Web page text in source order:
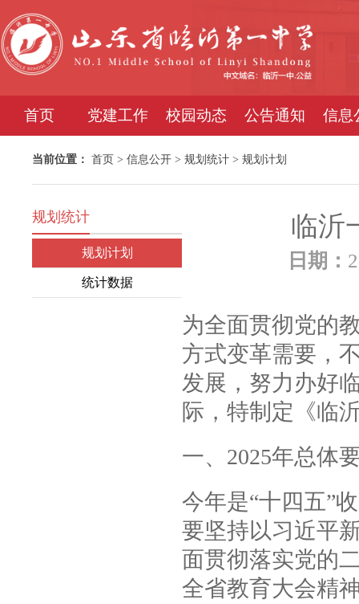
首页 党建工作 校园动态 公告通知 信息
当前位置： 首页 > 信息公开 > 规划统计 > 规划计划
规划统计
规划计划
统计数据
临沂
日期：
为全面贯彻党的
方式变革需要，
发展，努力办好
际，特制定《临
一、2025年总体
今年是“十四五”
要坚持以习近平
面贯彻落实党的
全省教育大会精